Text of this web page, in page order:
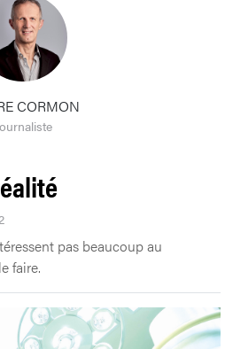
CORMON
pas beaucoup au
faire.